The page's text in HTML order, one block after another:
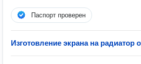
Паспорт проверен
Изготовление экрана на радиатор